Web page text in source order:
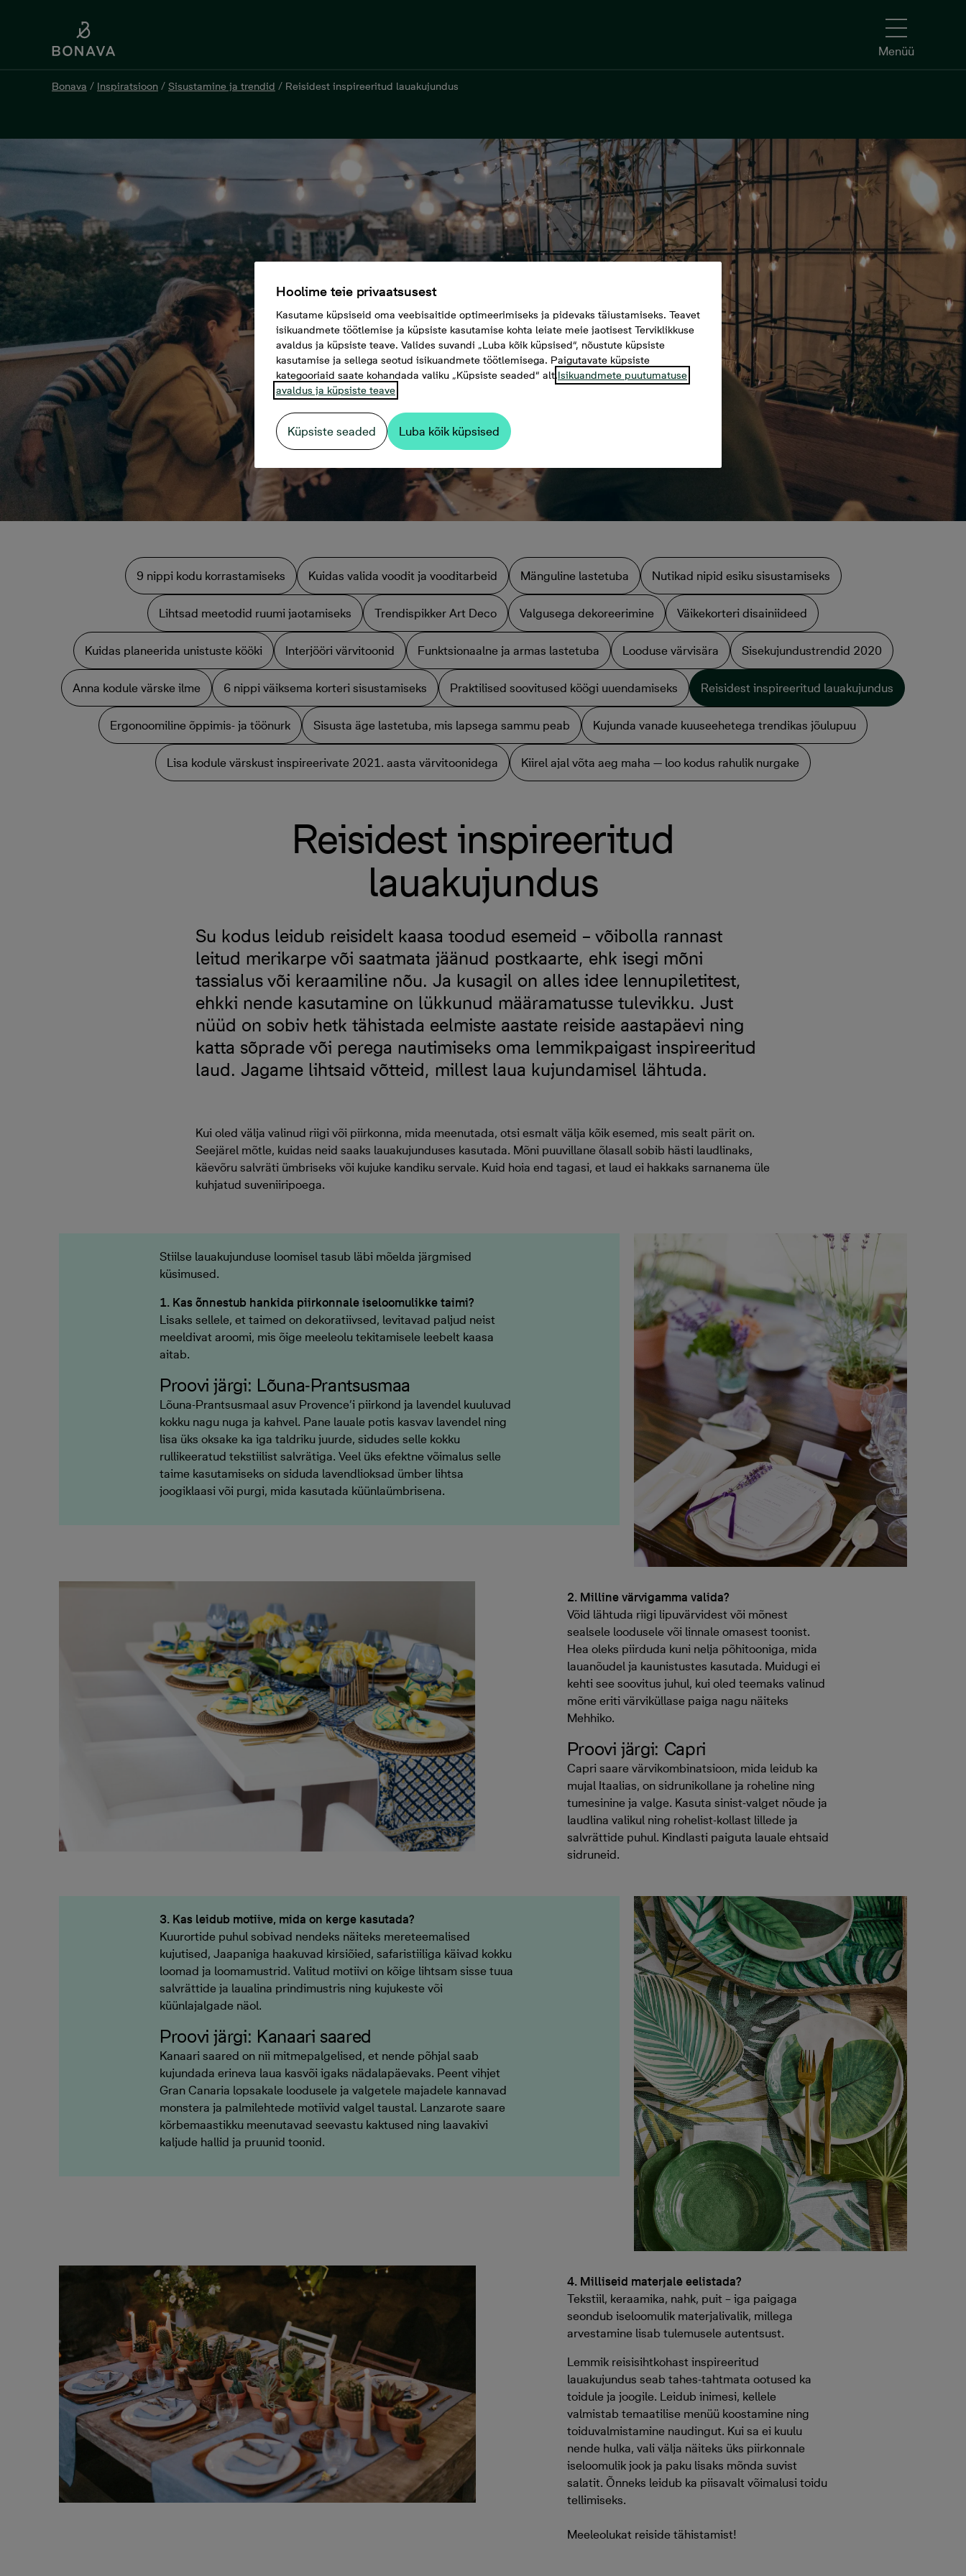
Menüü
Bonava / Inspiratsioon / Sisustamine ja trendid / Reisidest inspireeritud lauakujundus
9 nippi kodu korrastamiseks Kuidas valida voodit ja vooditarbeid Mänguline lastetuba Nutikad nipid esiku sisustamiseks
Lihtsad meetodid ruumi jaotamiseks Trendispikker Art Deco Valgusega dekoreerimine Väikekorteri disainiideed
Kuidas planeerida unistuste kööki Interjööri värvitoonid Funktsionaalne ja armas lastetuba Looduse värvisära Sisekujundustrendid 2020
Anna kodule värske ilme 6 nippi väiksema korteri sisustamiseks Praktilised soovitused köögi uuendamiseks Reisidest inspireeritud lauakujundus
Ergonoomiline õppimis- ja töönurk Sisusta äge lastetuba, mis lapsega sammu peab Kujunda vanade kuuseehetega trendikas jõulupuu
Lisa kodule värskust inspireerivate 2021. aasta värvitoonidega Kiirel ajal võta aeg maha — loo kodus rahulik nurgake
Reisidest inspireeritud
lauakujundus
Su kodus leidub reisidelt kaasa toodud esemeid – võibolla rannast
leitud merikarpe või saatmata jäänud postkaarte, ehk isegi mõni
tassialus või keraamiline nõu. Ja kusagil on alles idee lennupiletitest,
ehkki nende kasutamine on lükkunud määramatusse tulevikku. Just
nüüd on sobiv hetk tähistada eelmiste aastate reiside aastapäevi ning
katta sõprade või perega nautimiseks oma lemmikpaigast inspireeritud
laud. Jagame lihtsaid võtteid, millest laua kujundamisel lähtuda.
Kui oled välja valinud riigi või piirkonna, mida meenutada, otsi esmalt välja kõik esemed, mis sealt pärit on.
Seejärel mõtle, kuidas neid saaks lauakujunduses kasutada. Mõni puuvillane õlasall sobib hästi laudlinaks,
käevõru salvräti ümbriseks või kujuke kandiku servale. Kuid hoia end tagasi, et laud ei hakkaks sarnanema üle
kuhjatud suveniiripoega.
Stiilse lauakujunduse loomisel tasub läbi mõelda järgmised
küsimused.
1. Kas õnnestub hankida piirkonnale iseloomulikke taimi?
Lisaks sellele, et taimed on dekoratiivsed, levitavad paljud neist
meeldivat aroomi, mis õige meeleolu tekitamisele leebelt kaasa
aitab.
Proovi järgi: Lõuna-Prantsusmaa
Lõuna-Prantsusmaal asuv Provence’i piirkond ja lavendel kuuluvad
kokku nagu nuga ja kahvel. Pane lauale potis kasvav lavendel ning
lisa üks oksake ka iga taldriku juurde, sidudes selle kokku
rullikeeratud tekstiilist salvrätiga. Veel üks efektne võimalus selle
taime kasutamiseks on siduda lavendlioksad ümber lihtsa
joogiklaasi või purgi, mida kasutada küünlaümbrisena.
2. Milline värvigamma valida?
Võid lähtuda riigi lipuvärvidest või mõnest
sealsele loodusele või linnale omasest toonist.
Hea oleks piirduda kuni nelja põhitooniga, mida
lauanõudel ja kaunistustes kasutada. Muidugi ei
kehti see soovitus juhul, kui oled teemaks valinud
mõne eriti värviküllase paiga nagu näiteks
Mehhiko.
Proovi järgi: Capri
Capri saare värvikombinatsioon, mida leidub ka
mujal Itaalias, on sidrunikollane ja roheline ning
tumesinine ja valge. Kasuta sinist-valget nõude ja
laudlina valikul ning rohelist-kollast lillede ja
salvrättide puhul. Kindlasti paiguta lauale ehtsaid
sidruneid.
3. Kas leidub motiive, mida on kerge kasutada?
Kuurortide puhul sobivad nendeks näiteks mereteemalised
kujutised, Jaapaniga haakuvad kirsiõied, safaristiiliga käivad kokku
loomad ja loomamustrid. Valitud motiivi on kõige lihtsam sisse tuua
salvrättide ja laualina prindimustris ning kujukeste või
küünlajalgade näol.
Proovi järgi: Kanaari saared
Kanaari saared on nii mitmepalgelised, et nende põhjal saab
kujundada erineva laua kasvõi igaks nädalapäevaks. Peent vihjet
Gran Canaria lopsakale loodusele ja valgetele majadele kannavad
monstera ja palmilehtede motiivid valgel taustal. Lanzarote saare
kõrbemaastikku meenutavad seevastu kaktused ning laavakivi
kaljude hallid ja pruunid toonid.
4. Milliseid materjale eelistada?
Tekstiil, keraamika, nahk, puit – iga paigaga
seondub iseloomulik materjalivalik, millega
arvestamine lisab tulemusele autentsust.
Lemmik reisisihtkohast inspireeritud
lauakujundus seab tahes-tahtmata ootused ka
toidule ja joogile. Leidub inimesi, kellele
valmistab temaatilise menüü koostamine ning
toiduvalmistamine naudingut. Kui sa ei kuulu
nende hulka, vali välja näiteks üks piirkonnale
iseloomulik jook ja paku lisaks mõnda suvist
salatit. Õnneks leidub ka piisavalt võimalusi toidu
tellimiseks.
Meeleolukat reiside tähistamist!
Hoolime teie privaatsusest
Kasutame küpsiseid oma veebisaitide optimeerimiseks ja pidevaks täiustamiseks. Teavet
isikuandmete töötlemise ja küpsiste kasutamise kohta leiate meie jaotisest Terviklikkuse
avaldus ja küpsiste teave. Valides suvandi „Luba kõik küpsised“, nõustute küpsiste
kasutamise ja sellega seotud isikuandmete töötlemisega. Paigutavate küpsiste
kategooriaid saate kohandada valiku „Küpsiste seaded“ alt.Isikuandmete puutumatuse
avaldus ja küpsiste teave
Küpsiste seaded Luba kõik küpsised